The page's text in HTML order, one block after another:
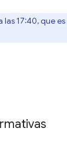
17:40, que es